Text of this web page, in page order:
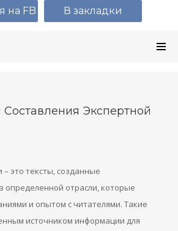
Экспертной
– это тексты, созданные
определенной отрасли, которые
и опытом с читателями. Такие
источником информации для
на FB В закладки